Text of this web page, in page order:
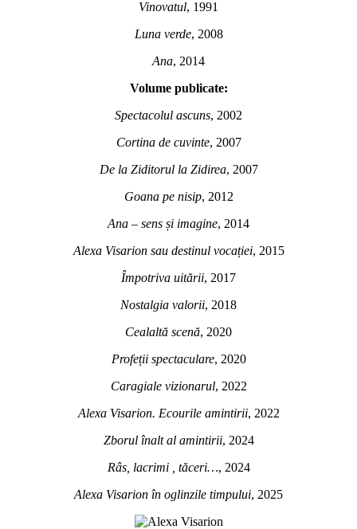
Vinovatul, 1991
Luna verde, 2008
Ana, 2014
Volume publicate:
Spectacolul ascuns, 2002
Cortina de cuvinte, 2007
De la Ziditorul la Zidirea, 2007
Goana pe nisip, 2012
Ana – sens și imagine, 2014
Alexa Visarion sau destinul vocației, 2015
Împotriva uitării, 2017
Nostalgia valorii, 2018
Cealaltă scenă, 2020
Profeții spectaculare, 2020
Caragiale vizionarul, 2022
Alexa Visarion. Ecourile amintirii, 2022
Zborul înalt al amintirii, 2024
Râs, lacrimi , tăceri…, 2024
Alexa Visarion în oglinzile timpului, 2025